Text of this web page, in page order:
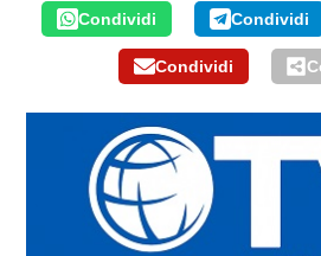
Condividi Condividi
Condividi